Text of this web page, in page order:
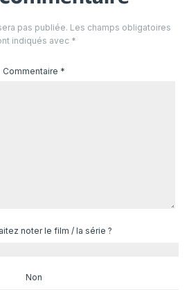
pas publiée. Les champs obligatoires
indiqués avec *
Commentaire *
noter le film / la série ?
Non